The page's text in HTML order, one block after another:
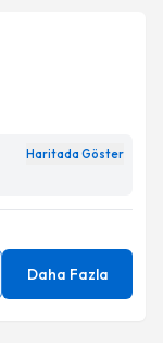
belirtilen
Haritada Göster
Daha Fazla